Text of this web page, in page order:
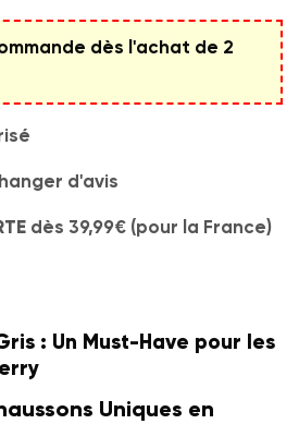
dès l'achat de 2
d'avis
dès 39,99€ (pour la France)
: Un Must-Have pour les
Uniques en